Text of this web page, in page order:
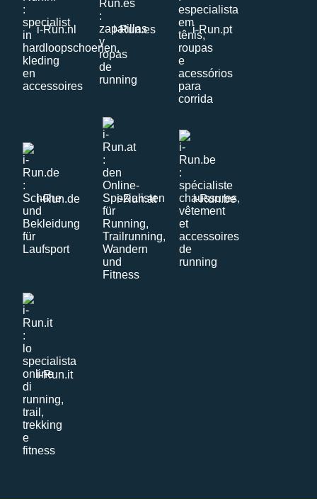
i-Run.nl i-Run.es i-Run.pt
i-Run.de i-Run.at i-Run.be
i-Run.it